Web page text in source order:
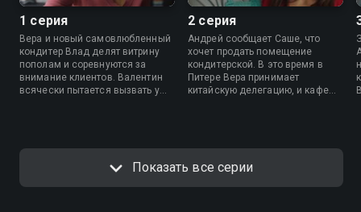
1 серия
Вера и новый самовлюбленный
кондитер Влад делят витрину
пополам и соревнуются за
внимание клиентов. Валентин
всячески пытается вызвать у
2 серия
Андрей сообщает Саше, что
хочет продать помещение
кондитерской. В это время в
Питере Вера принимает
китайскую делегацию, и кафе
Показать все серии